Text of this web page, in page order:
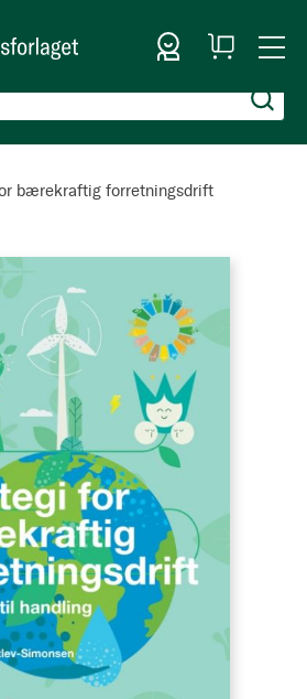
Sign In
My
Cart
bærekraftig forretningsdrift